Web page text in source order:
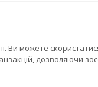
Ви можете
дозволяючи